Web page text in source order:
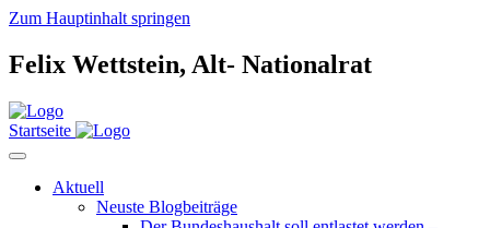
Zum Hauptinhalt springen
Felix Wettstein, Alt- Nationalrat
Startseite
Aktuell
Neuste Blogbeiträge